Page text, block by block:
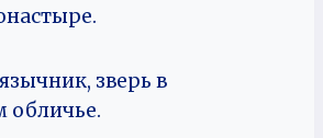
зверь в
обличье.